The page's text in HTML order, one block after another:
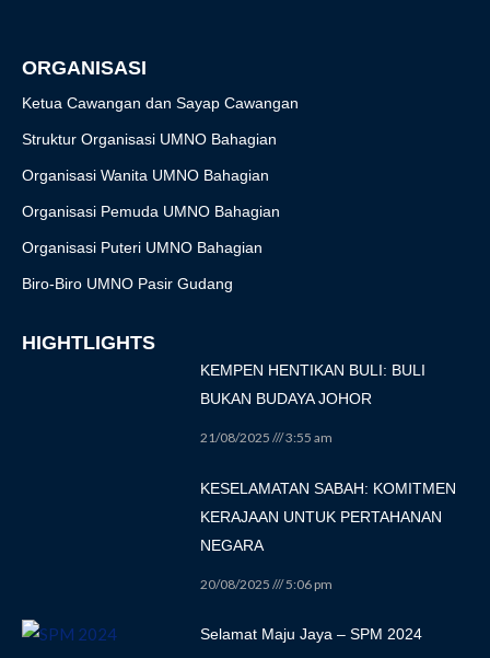
ORGANISASI
Ketua Cawangan dan Sayap Cawangan
Struktur Organisasi UMNO Bahagian
Organisasi Wanita UMNO Bahagian
Organisasi Pemuda UMNO Bahagian
Organisasi Puteri UMNO Bahagian
Biro-Biro UMNO Pasir Gudang
HIGHTLIGHTS
KEMPEN HENTIKAN BULI: BULI
BUKAN BUDAYA JOHOR
21/08/2025 3:55 am
KESELAMATAN SABAH: KOMITMEN
KERAJAAN UNTUK PERTAHANAN
NEGARA
20/08/2025 5:06 pm
Selamat Maju Jaya – SPM 2024